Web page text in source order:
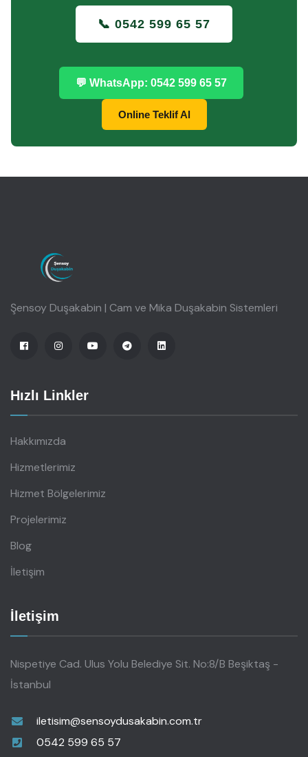
📞 0542 599 65 57
💬 WhatsApp: 0542 599 65 57
Online Teklif Al
Şensoy Duşakabin | Cam ve Mika Duşakabin Sistemleri
Hızlı Linkler
Hakkımızda
Hizmetlerimiz
Hizmet Bölgelerimiz
Projelerimiz
Blog
İletişim
İletişim
Nispetiye Cad. Ulus Yolu Belediye Sit. No:8/B Beşiktaş -
İstanbul
iletisim@sensoydusakabin.com.tr
0542 599 65 57